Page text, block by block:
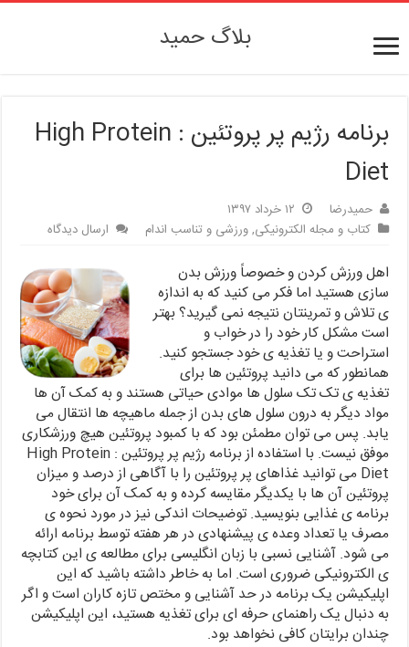
بلاگ حمید
برنامه رژیم پر پروتئین : High Protein
Diet
حمیدرضا
۱۲ خرداد ۱۳۹۷
کتاب و مجله الکترونیکی,ورزشی و تناسب اندام ارسال دیدگاه
اهل ورزش کردن و خصوصاً ورزش بدن
سازی هستید اما فکر می کنید که به اندازه
ی تلاش و تمرینتان نتیجه نمی گیرید؟ بهتر
است مشکل کار خود را در خواب و
استراحت و یا تغذیه ی خود جستجو کنید.
همانطور که می دانید پروتئین ها برای
تغذیه ی تک تک سلول ها موادی حیاتی هستند و به کمک آن ها
مواد دیگر به درون سلول های بدن از جمله ماهیچه ها انتقال می
یابد. پس می توان مطمئن بود که با کمبود پروتئین هیچ ورزشکاری
موفق نیست. با استفاده از برنامه رژیم پر پروتئین : High Protein
Diet می توانید غذاهای پر پروتئین را با آگاهی از درصد و میزان
پروتئین آن ها با یکدیگر مقایسه کرده و به کمک آن برای خود
برنامه ی غذایی بنویسید. توضیحات اندکی نیز در مورد نحوه ی
مصرف یا تعداد وعده ی پیشنهادی در هر هفته توسط برنامه ارائه
می شود. آشنایی نسبی با زبان انگلیسی برای مطالعه ی این کتابچه
ی الکترونیکی ضروری است. اما به خاطر داشته باشید که این
اپلیکیشن یک برنامه در حد آشنایی و مختص تازه کاران است و اگر
به دنبال یک راهنمای حرفه ای برای تغذیه هستید، این اپلیکیشن
چندان برایتان کافی نخواهد بود.